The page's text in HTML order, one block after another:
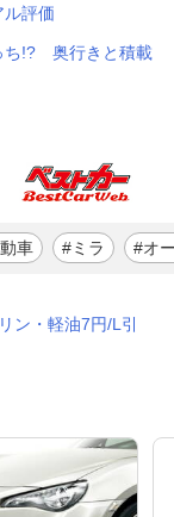
評価
ち!? 奥行きと積載
車 #ミラ #オ
ン・軽油7円/L引